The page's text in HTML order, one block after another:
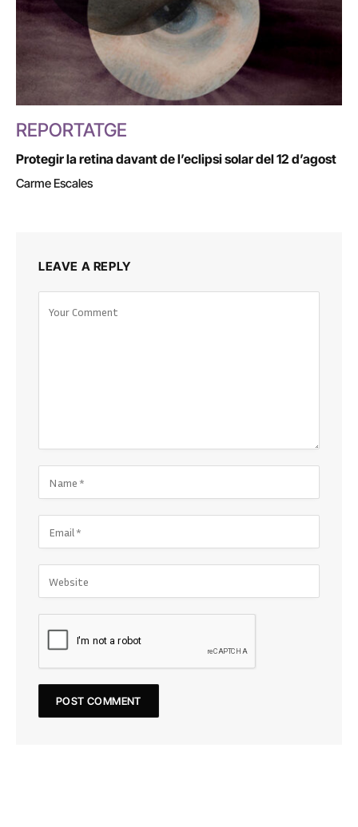
REPORTATGE
Protegir la retina davant de l’eclipsi solar del 12 d’agost
Carme Escales
LEAVE A REPLY